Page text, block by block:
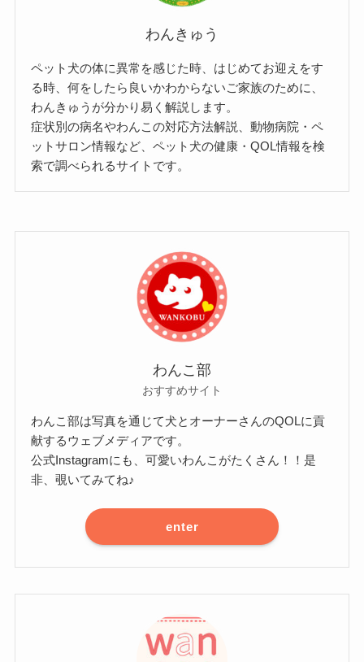
わんきゅう
ペット犬の体に異常を感じた時、はじめてお迎えをす
る時、何をしたら良いかわからないご家族のために、
わんきゅうが分かり易く解説します。
症状別の病名やわんこの対応方法解説、動物病院・ペ
ットサロン情報など、ペット犬の健康・QOL情報を検
索で調べられるサイトです。
わんこ部
おすすめサイト
わんこ部は写真を通じて犬とオーナーさんのQOLに貢
献するウェブメディアです。
公式Instagramにも、可愛いわんこがたくさん！！是
非、覗いてみてね♪
enter